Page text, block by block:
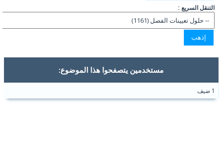
التنقل السريع :
مستخدمين يتصفحوا هذا الموضوع: